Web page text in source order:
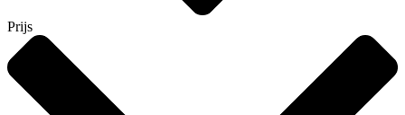
Prijs